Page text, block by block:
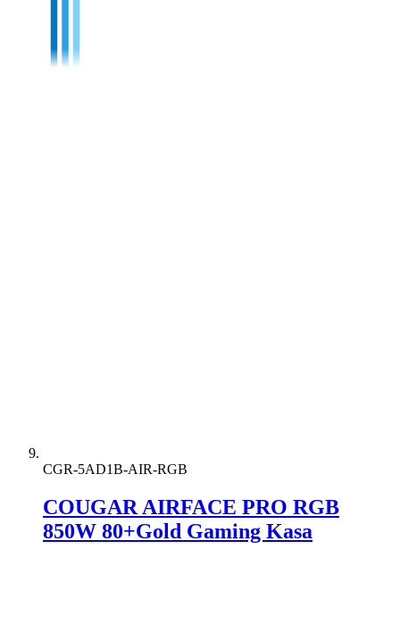
CGR-5AD1B-AIR-RGB
COUGAR AIRFACE PRO RGB
850W 80+Gold Gaming Kasa